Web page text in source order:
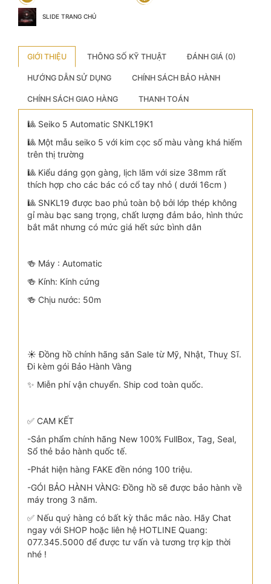
SLIDE TRANG CHỦ
GIỚI THIỆU THÔNG SỐ KỸ THUẬT ĐÁNH GIÁ (0)
HƯỚNG DẪN SỬ DỤNG CHÍNH SÁCH BẢO HÀNH
CHÍNH SÁCH GIAO HÀNG THANH TOÁN
🎱 Seiko 5 Automatic SNKL19K1
🎱 Một mẫu seiko 5 với kim cọc số màu vàng khá hiếm
trên thị trường
🎱 Kiểu dáng gọn gàng, lịch lãm với size 38mm rất
thích hợp cho các bác có cổ tay nhỏ ( dưới 16cm )
🎱 SNKL19 được bao phủ toàn bộ bởi lớp thép không
gỉ màu bạc sang trọng, chất lượng đảm bảo, hình thức
bắt mắt nhưng có mức giá hết sức bình dân
🍻 Máy : Automatic
🍻 Kính: Kính cứng
🍻 Chịu nước: 50m
☀️ Đồng hồ chính hãng săn Sale từ Mỹ, Nhật, Thuỵ Sĩ.
Đi kèm gói Bảo Hành Vàng
✨ Miễn phí vận chuyển. Ship cod toàn quốc.
✅ CAM KẾT
-Sản phẩm chính hãng New 100% FullBox, Tag, Seal,
Sổ thẻ bảo hành quốc tế.
-Phát hiện hàng FAKE đền nóng 100 triệu.
-GÓI BẢO HÀNH VÀNG: Đồng hồ sẽ được bảo hành về
máy trong 3 năm.
✅ Nếu quý hàng có bất kỳ thắc mắc nào. Hãy Chat
ngay với SHOP hoặc liên hệ HOTLINE Quang:
077.345.5000 để được tư vấn và tương trợ kịp thời
nhé !